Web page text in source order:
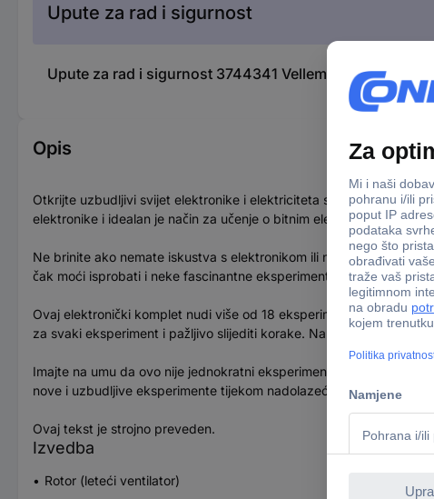
Upute za rad i sigurnost
Upute za rad i sigurnost 3744341 Velleman KNS110
Opis
Otkrijte uzbudljivi svijet elektronike i elektriciteta s našim
elektronike i idealan je način za učenje o bitnim elektroničkim
Ne brinite ako nemate iskustva s elektronikom ili ne razumijete u
čak moći isprobati i neke fascinantne eksperimente.
Ovaj elektronički komplet nudi više od 18 eksperimenata i
za svaki eksperiment i pažljivo slijediti korake. Nakon što je sve
Imajte na umu da ovo nije jednokratni eksperiment. Što više
nove i uzbudljive eksperimente tijekom nadolazećih godina.
Ovaj tekst je strojno preveden.
Izvedba
Rotor (leteći ventilator)